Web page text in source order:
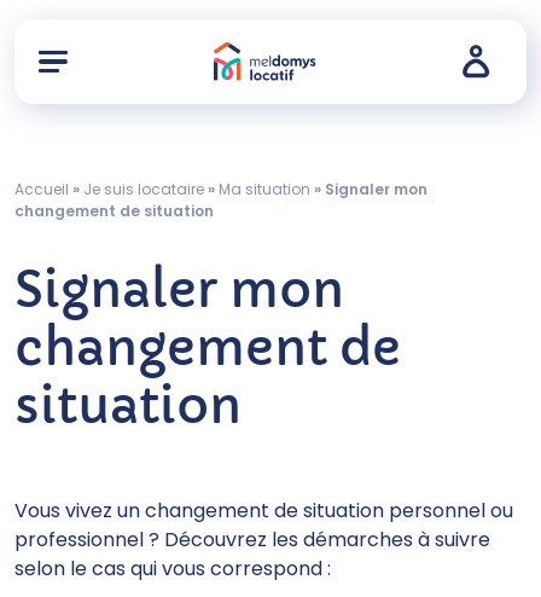
Accueil » Je suis locataire » Ma situation » Signaler mon
changement de situation
Signaler mon
changement de
situation
Vous vivez un changement de situation personnel ou
professionnel ? Découvrez les démarches à suivre
selon le cas qui vous correspond :